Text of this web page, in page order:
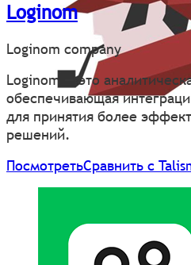
Loginom
Loginom company
Loginom — это
обеспечивающая
для принятия более
решений.
ПосмотретьСравнить с